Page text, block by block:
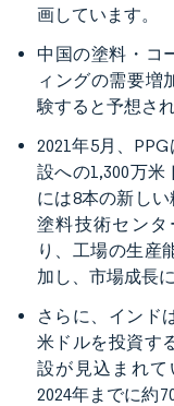
画しています。
中国の塗料・コ
ィングの需要増
験すると予想さ
2021年5月、
設への1,300万
には8本の新し
塗料技術セン
り、工場の生産
加し、市場成長
さらに、インド
米ドルを投資す
設が見込まれ
2024年までに約